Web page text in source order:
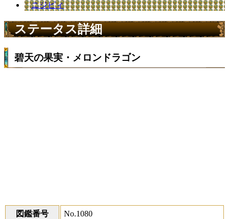
ニジピィ
ステータス詳細
碧天の果実・メロンドラゴン
図鑑番号 No.1080